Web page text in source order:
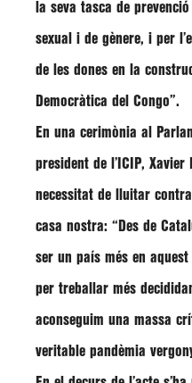
la seva tasca de
sexual i de gènere, i per
de les dones en la
Democràtica del Congo”.
En una cerimònia al
president de l’ICIP, Xavier
necessitat de lluitar
casa nostra: “Des de
ser un país més en
per treballar més
aconseguim una massa
veritable pandèmia